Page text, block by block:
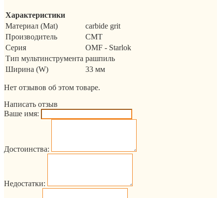
Характеристики
Материал (Mat)
carbide grit
Производитель
CMT
Серия
OMF - Starlok
Тип мультинструмента рашпиль
Ширина (W)
33 мм
Нет отзывов об этом товаре.
Написать отзыв
Ваше имя:
Достоинства:
Недостатки: